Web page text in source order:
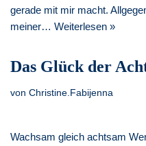
gerade mit mir macht.
meiner… Weiterlesen »
Das Glück der
von Christine.Fabijenna
Wachsam gleich achtsam